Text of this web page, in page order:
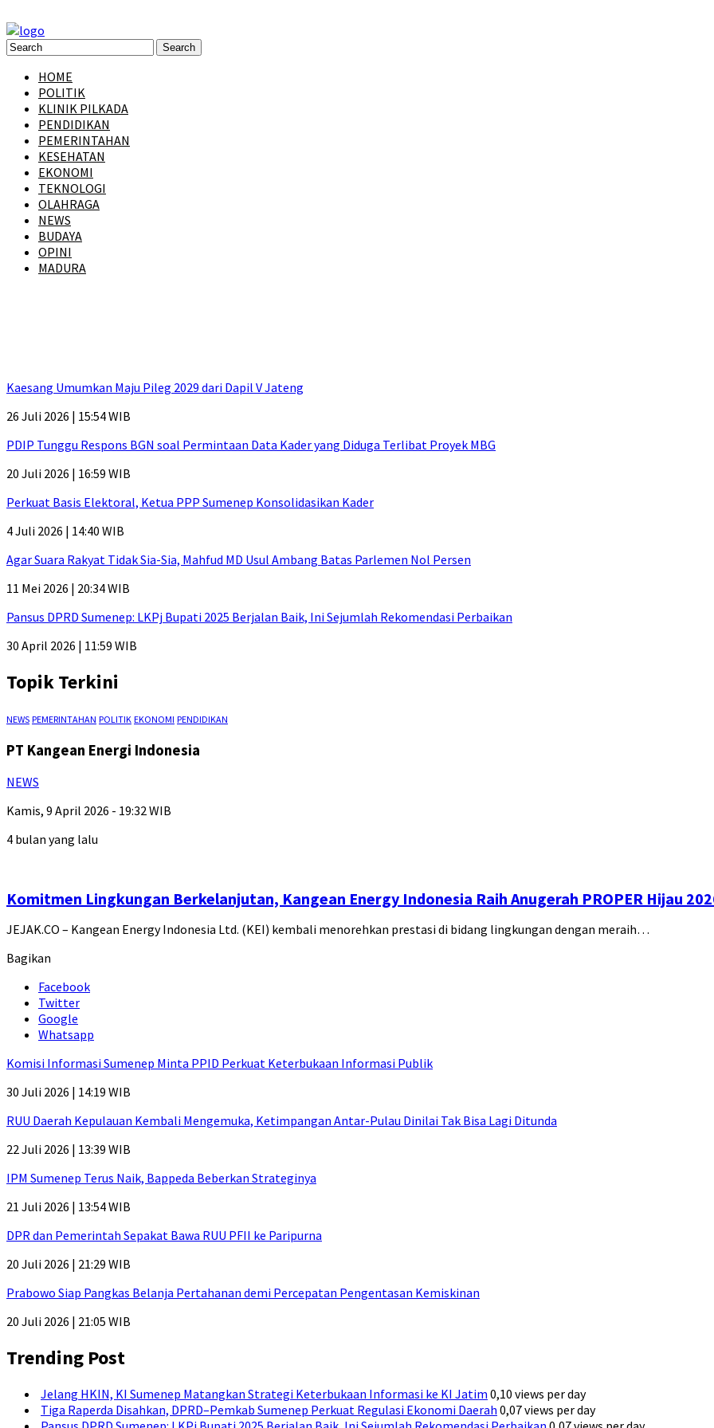
HOME
POLITIK
KLINIK PILKADA
PENDIDIKAN
PEMERINTAHAN
KESEHATAN
EKONOMI
TEKNOLOGI
OLAHRAGA
NEWS
BUDAYA
OPINI
MADURA
Kaesang Umumkan Maju Pileg 2029 dari Dapil V Jateng
26 Juli 2026 | 15:54 WIB
PDIP Tunggu Respons BGN soal Permintaan Data Kader yang Diduga Terlibat Proyek MBG
20 Juli 2026 | 16:59 WIB
Perkuat Basis Elektoral, Ketua PPP Sumenep Konsolidasikan Kader
4 Juli 2026 | 14:40 WIB
Agar Suara Rakyat Tidak Sia-Sia, Mahfud MD Usul Ambang Batas Parlemen Nol Persen
11 Mei 2026 | 20:34 WIB
Pansus DPRD Sumenep: LKPj Bupati 2025 Berjalan Baik, Ini Sejumlah Rekomendasi Perbaikan
30 April 2026 | 11:59 WIB
Topik Terkini
NEWS PEMERINTAHAN POLITIK EKONOMI PENDIDIKAN
PT Kangean Energi Indonesia
NEWS
Kamis, 9 April 2026 - 19:32 WIB
4 bulan yang lalu
Komitmen Lingkungan Berkelanjutan, Kangean Energy Indonesia Raih Anugerah PROPER Hijau
JEJAK.CO – Kangean Energy Indonesia Ltd. (KEI) kembali menorehkan prestasi di bidang lingkungan dengan meraih…
Bagikan
Facebook
Twitter
Google
Whatsapp
Komisi Informasi Sumenep Minta PPID Perkuat Keterbukaan Informasi Publik
30 Juli 2026 | 14:19 WIB
RUU Daerah Kepulauan Kembali Mengemuka, Ketimpangan Antar-Pulau Dinilai Tak Bisa Lagi Ditunda
22 Juli 2026 | 13:39 WIB
IPM Sumenep Terus Naik, Bappeda Beberkan Strateginya
21 Juli 2026 | 13:54 WIB
DPR dan Pemerintah Sepakat Bawa RUU PFII ke Paripurna
20 Juli 2026 | 21:29 WIB
Prabowo Siap Pangkas Belanja Pertahanan demi Percepatan Pengentasan Kemiskinan
20 Juli 2026 | 21:05 WIB
Trending Post
Jelang HKIN, KI Sumenep Matangkan Strategi Keterbukaan Informasi ke KI Jatim 0,10 views per day
Tiga Raperda Disahkan, DPRD–Pemkab Sumenep Perkuat Regulasi Ekonomi Daerah 0,07 views per day